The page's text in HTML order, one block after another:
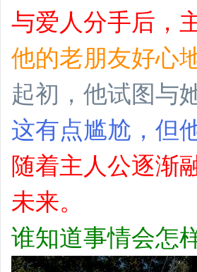
与爱人分手后，
他的老朋友好心
起初，他试图与
这有点尴尬，但
随着主人公逐渐
未来。
谁知道事情会怎